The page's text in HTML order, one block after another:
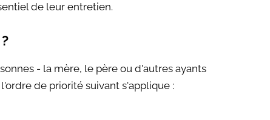
de leur entretien.
- la mère, le père ou d'autres ayants
de priorité suivant s'applique :